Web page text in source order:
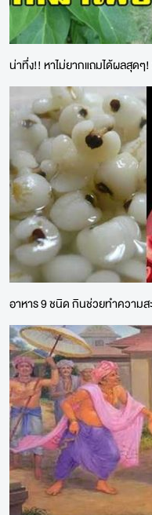
น่าทึ่ง!! หาไม่ยากแถมได้ผลสุดๆ
อาหาร 9 ชนิด กินช่วยทำความส